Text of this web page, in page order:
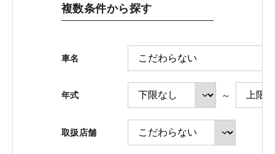
中古車在庫検索 トップページ
コーポレートサイト
複数条件から探す
車名
年式 ～
取扱店舗